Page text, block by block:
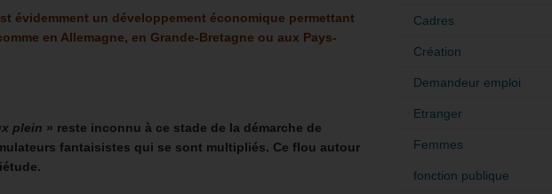
évidemment un développement économique permettant
en Allemagne, en Grande-Bretagne ou aux Pays-
plein » reste inconnu à ce stade de la démarche de
fantaisistes qui se sont multipliés. Ce flou autour
Cadres
Création
Demandeur emploi
Etranger
Femmes
fonction publique